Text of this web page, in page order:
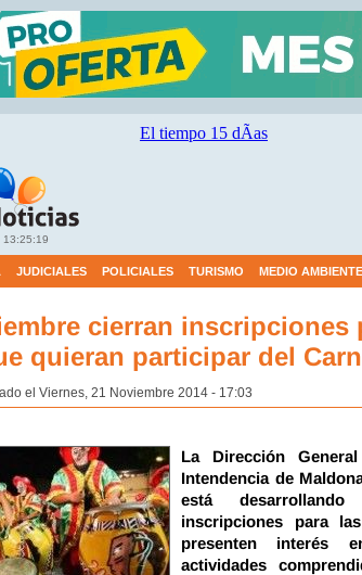
13:25:19
JUDICIALES POLICIALES TURISMO MEDIO AMBIENTE
cierran inscripciones
quieran participar del
el Viernes, 21 Noviembre 2014 - 17:03
La Dirección
Intendencia de
está
inscripciones para
presenten interés
actividades